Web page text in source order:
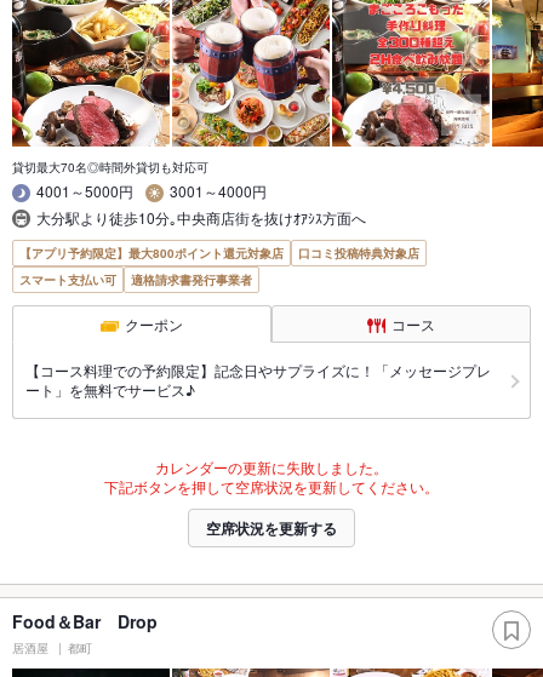
貸切最大70名◎時間外貸切も対応可
4001～5000円
3001～4000円
大分駅より徒歩10分｡中央商店街を抜けｵｱｼｽ方面へ
【アプリ予約限定】最大800ポイント還元対象店
口コミ投稿特典対象店
スマート支払い可
適格請求書発行事業者
クーポン コース
【コース料理での予約限定】記念日やサプライズに！「メッセージプレ
ート」を無料でサービス♪
カレンダーの更新に失敗しました。
下記ボタンを押して空席状況を更新してください。
空席状況を更新する
Food＆Bar Drop
居酒屋 都町